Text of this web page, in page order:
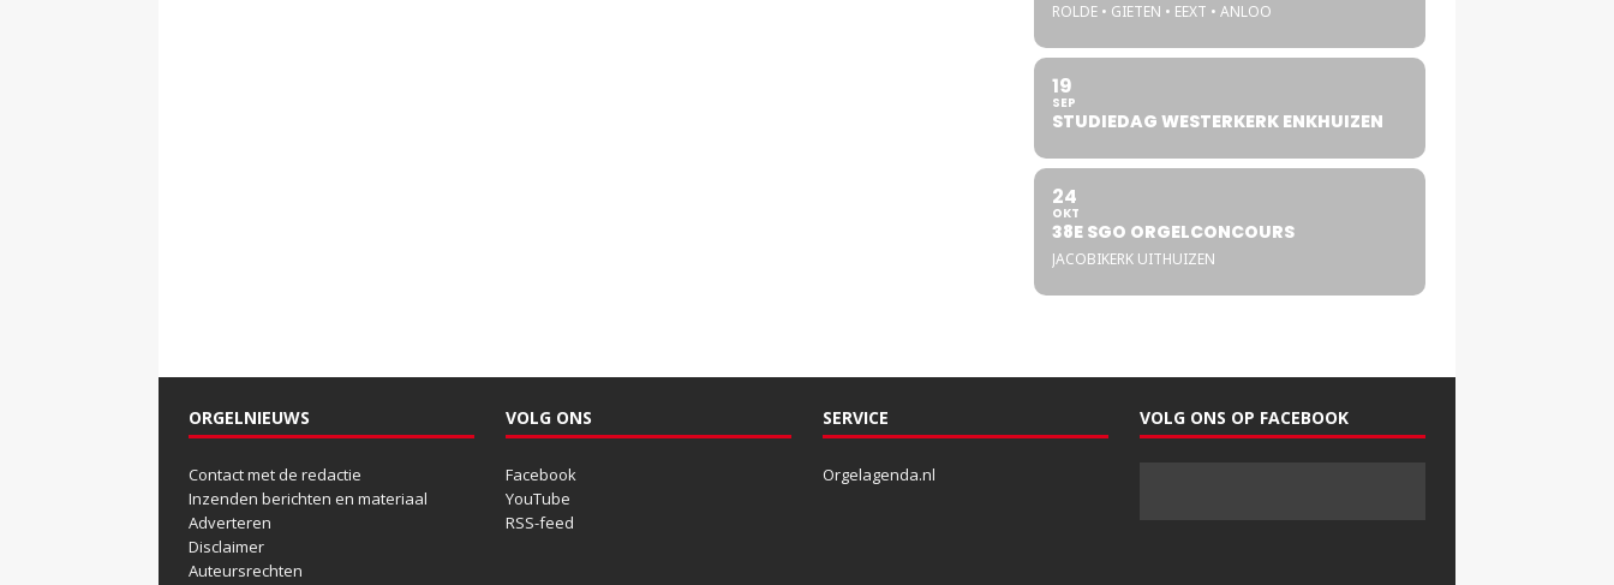
ROLDE • GIETEN • EEXT • ANLOO
19
SEP
STUDIEDAG WESTERKERK ENKHUIZEN
24
OKT
38E SGO ORGELCONCOURS
JACOBIKERK UITHUIZEN
ORGELNIEUWS
Contact met de redactie
Inzenden berichten en materiaal
Adverteren
Disclaimer
Auteursrechten
VOLG ONS
Facebook
YouTube
RSS-feed
SERVICE
Orgelagenda.nl
VOLG ONS OP FACEBOOK